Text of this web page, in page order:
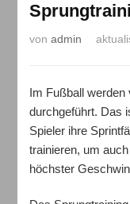
vonadmin
Im Fußball
durchgeführt. Das
Spieler ihre
trainieren, um
höchster